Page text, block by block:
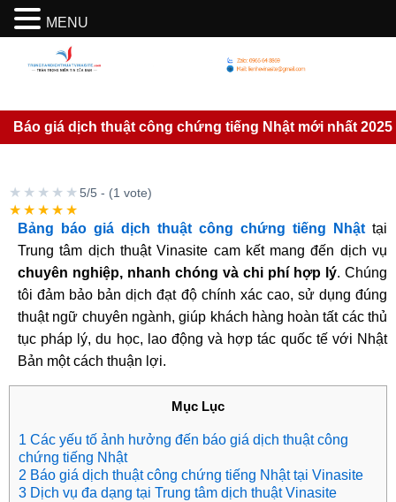
Báo giá dịch thuật công chứng tiếng Nhật mới nhất 2025
★★★★★
★★★★★
5/5 - (1 vote)
Bảng báo giá dịch thuật công chứng tiếng Nhật tại
Trung tâm dịch thuật Vinasite cam kết mang đến dịch vụ
chuyên nghiệp, nhanh chóng và chi phí hợp lý. Chúng
tôi đảm bảo bản dịch đạt độ chính xác cao, sử dụng đúng
thuật ngữ chuyên ngành, giúp khách hàng hoàn tất các thủ
tục pháp lý, du học, lao động và hợp tác quốc tế với Nhật
Bản một cách thuận lợi.
Mục Lục
1 Các yếu tố ảnh hưởng đến báo giá dịch thuật công
chứng tiếng Nhật
2 Báo giá dịch thuật công chứng tiếng Nhật tại Vinasite
3 Dịch vụ đa dạng tại Trung tâm dịch thuật Vinasite
MENU